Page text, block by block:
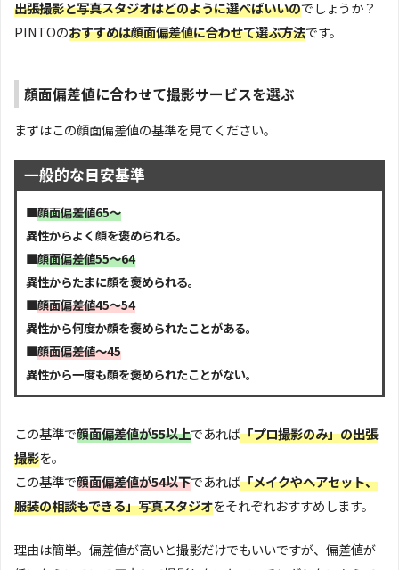
出張撮影と写真スタジオはどのように選べばいいのでしょうか？
PINTOのおすすめは顔面偏差値に合わせて選ぶ方法です。
顔面偏差値に合わせて撮影サービスを選ぶ
まずはこの顔面偏差値の基準を見てください。
一般的な目安基準
■顔面偏差値65～
異性からよく顔を褒められる。
■顔面偏差値55～64
異性からたまに顔を褒められる。
■顔面偏差値45～54
異性から何度か顔を褒められたことがある。
■顔面偏差値～45
異性から一度も顔を褒められたことがない。
この基準で顔面偏差値が55以上であれば「プロ撮影のみ」の出張
撮影を。
この基準で顔面偏差値が54以下であれば「メイクやヘアセット、
服装の相談もできる」写真スタジオをそれぞれおすすめします。
理由は簡単。偏差値が高いと撮影だけでもいいですが、偏差値が